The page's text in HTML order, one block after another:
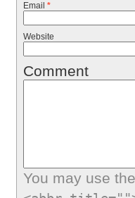
Email *
Website
Comment
You may use